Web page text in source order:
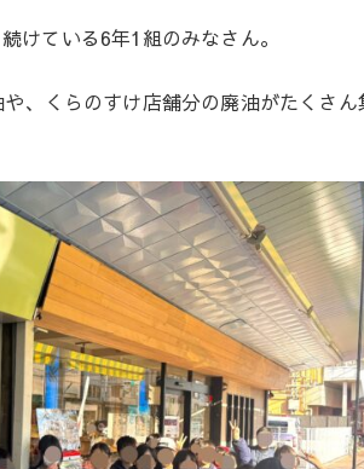
けている6年1組のみなさん。
、くらのすけ店舗分の廃油がたくさ